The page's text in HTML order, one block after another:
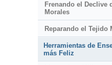
Frenando el Declive
Morales
Reparando el Tejido
Herramientas de
más Feliz